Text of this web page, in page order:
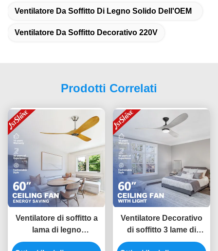
Ventilatore Da Soffitto Di Legno Solido Dell'OEM
Ventilatore Da Soffitto Decorativo 220V
Prodotti Correlati
Ventilatore di soffitto a
lama di legno
decorativo per hotel
Ventilatore Decorativo
di soffitto 3 lame di
legno DC 6 velocità